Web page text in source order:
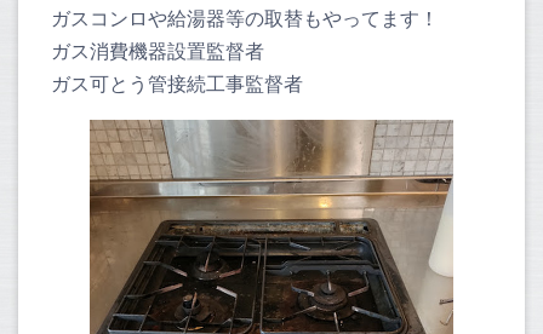
ガスコンロや給湯器等の取替もやってます！
ガス消費機器設置監督者
ガス可とう管接続工事監督者